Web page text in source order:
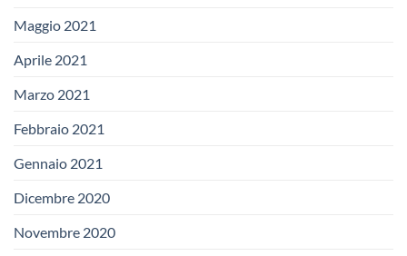
Maggio 2021
Aprile 2021
Marzo 2021
Febbraio 2021
Gennaio 2021
Dicembre 2020
Novembre 2020